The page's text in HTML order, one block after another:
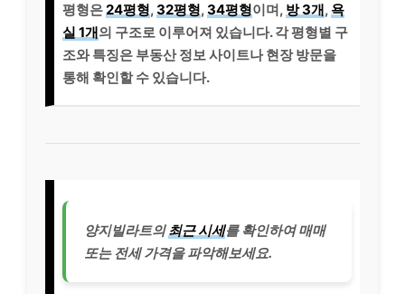
평형은24평형,32평형,34평형이며, 방 3개, 욕
실 1개의 구조로 이루어져 있습니다. 각 평형별 구
조와 특징은 부동산 정보 사이트나 현장 방문을
통해 확인할 수 있습니다.
양지빌라트의최근 시세를 확인하여 매매
또는 전세 가격을 파악해보세요.